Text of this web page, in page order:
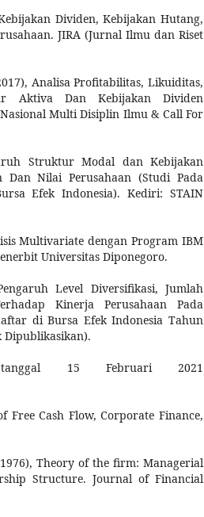
Dividen, Kebijakan Hutang,
JIRA (Jurnal Ilmu dan Riset
Analisa Profitabilitas, Likuiditas,
Aktiva Dan Kebijakan Dividen
Multi Disiplin Ilmu & Call For
Struktur Modal dan Kebijakan
Dan Nilai Perusahaan (Studi Pada
Efek Indonesia). Kediri: STAIN
Multivariate dengan Program IBM
Universitas Diponegoro.
Level Diversifikasi, Jumlah
Kinerja Perusahaan Pada
di Bursa Efek Indonesia Tahun
Dipublikasikan).
15 Februari 2021
Free Cash Flow, Corporate Finance,
Theory of the firm: Managerial
Structure. Journal of Financial